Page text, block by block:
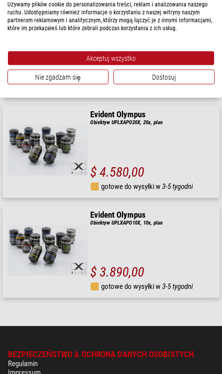
Evident Olympus
Obiektyw UPLXAPO40X, 40x, plan
$ 7.000,00
gotowe do wysyłki w3-5 tygodni
Evident Olympus
Obiektyw UPLXAPO20X, 20x, plan
$ 4.580,00
gotowe do wysyłki w3-5 tygodni
Evident Olympus
Obiektyw UPLXAPO10X, 10x, plan
$ 3.890,00
gotowe do wysyłki w3-5 tygodni
BEZPIECZEŃSTWO & OCHRONA DANYCH OSOBISTYCH
Regulamin
Używamy plików cookie do personalizowania treści, reklam i analizowania naszego
ruchu. Udostępniamy również informacje o korzystaniu z naszej witryny naszym
partnerom reklamowym i analitycznym, którzy mogą łączyć je z innymi informacjami,
które im przekazałeś lub które zebrali podczas korzystania z ich usług.
Akceptuj wszystko
Nie zgadzam się Dostosuj